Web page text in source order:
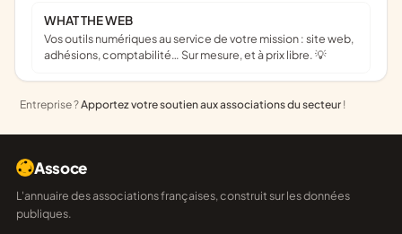
WHAT THE WEB
Vos outils numériques au service de votre mission : site web,
adhésions, comptabilité… Sur mesure, et à prix libre. 💡
Entreprise ?Apportez votre soutien aux associations du secteur !
Assoce
L'annuaire des associations françaises, construit sur les données
publiques.